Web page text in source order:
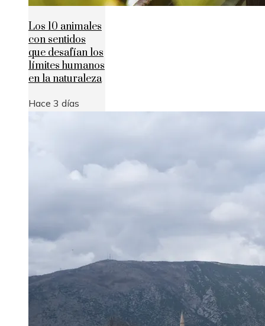
Los 10 animales
con sentidos
que desafían los
límites humanos
en la naturaleza
Hace 3 días